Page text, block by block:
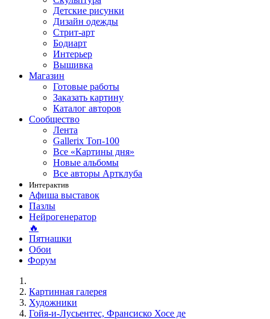
Детские рисунки
Дизайн одежды
Стрит-арт
Бодиарт
Интерьер
Вышивка
Магазин
Готовые работы
Заказать картину
Каталог авторов
Сообщество
Лента
Gallerix Топ-100
Все «Картины дня»
Новые альбомы
Все авторы Артклуба
Интерактив
Афиша выставок
Пазлы
Нейрогенератор
🔥
Пятнашки
Обои
Форум
Картинная галерея
Художники
Гойя-и-Лусьентес, Франсиско Хосе де